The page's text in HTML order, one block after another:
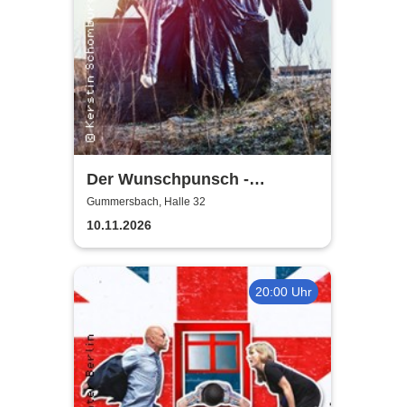
Der Wunschpunsch -
Landestheater Neuss
Gummersbach, Halle 32
10.11.2026
20:00 Uhr